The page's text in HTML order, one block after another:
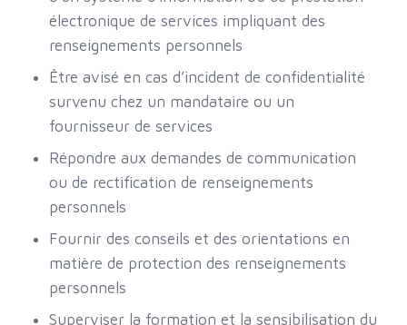
électronique de services impliquant des
renseignements personnels
Être avisé en cas d’incident de confidentialité
survenu chez un mandataire ou un
fournisseur de services
Répondre aux demandes de communication
ou de rectification de renseignements
personnels
Fournir des conseils et des orientations en
matière de protection des renseignements
personnels
Superviser la formation et la sensibilisation du